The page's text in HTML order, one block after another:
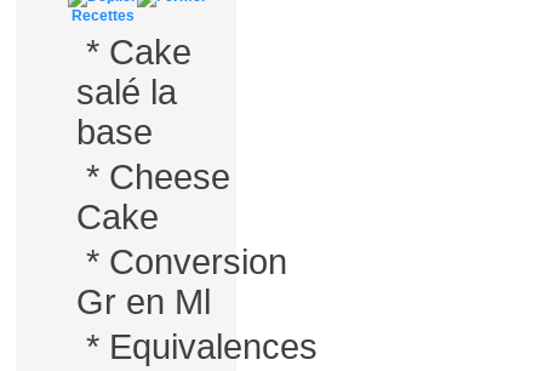
Recettes
* Cake
salé la
base
* Cheese
Cake
* Conversion
Gr en Ml
* Equivalences